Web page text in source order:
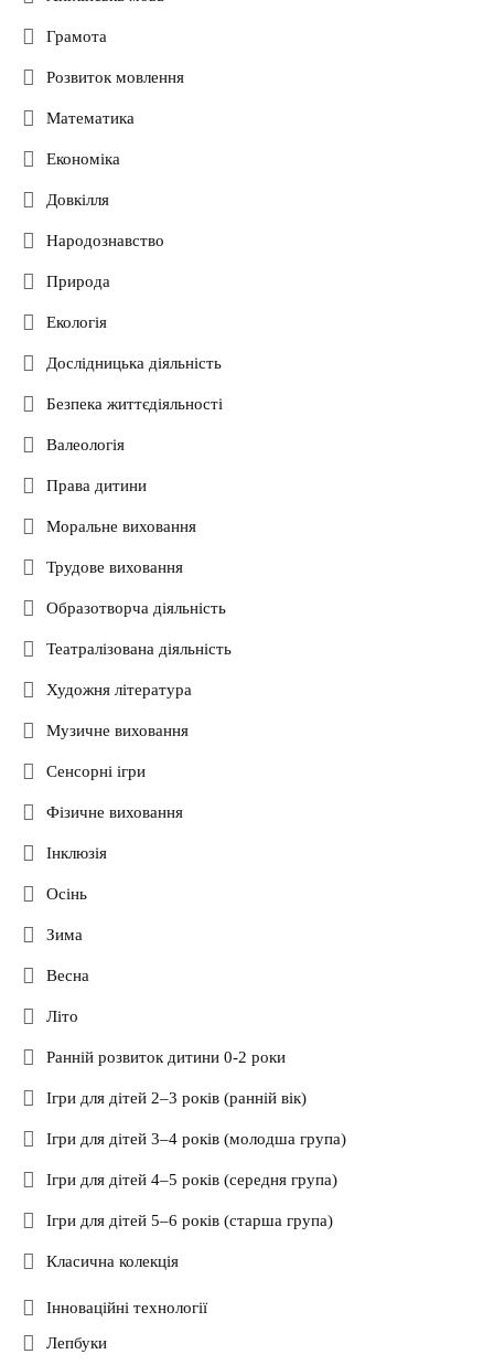
Грамота
Розвиток мовлення
Математика
Економіка
Довкілля
Народознавство
Природа
Екологія
Дослідницька діяльність
Безпека життєдіяльності
Валеологія
Права дитини
Моральне виховання
Трудове виховання
Образотворча діяльність
Театралізована діяльність
Художня література
Музичне виховання
Сенсорні ігри
Фізичне виховання
Інклюзія
Осінь
Зима
Весна
Літо
Ранній розвиток дитини 0-2 роки
Ігри для дітей 2–3 років (ранній вік)
Ігри для дітей 3–4 років (молодша група)
Ігри для дітей 4–5 років (середня група)
Ігри для дітей 5–6 років (старша група)
Класична колекція
Інноваційні технології
Лепбуки